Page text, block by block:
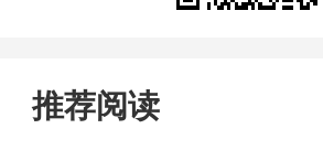
推荐阅读